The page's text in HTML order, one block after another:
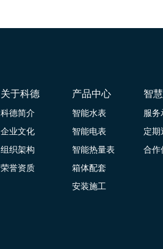
关于科德
科德简介
企业文化
组织架构
荣誉资质
产品中心
智能水表
智能电表
智能热量表
箱体配套
安装施工
智
服务
定期
合作